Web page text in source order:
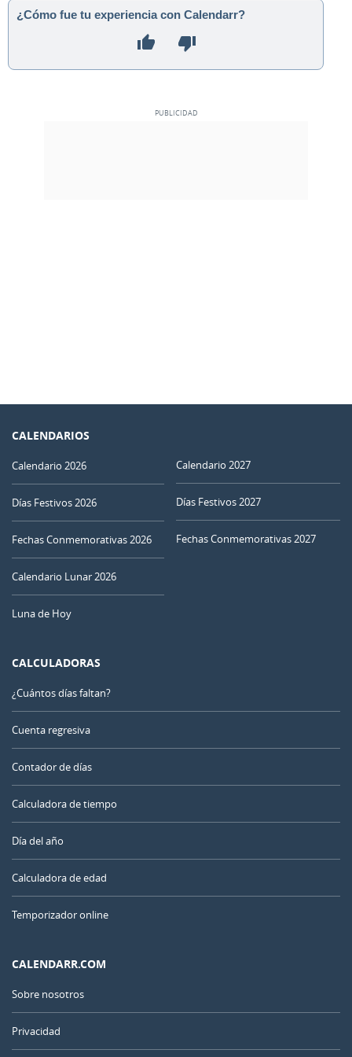
¿Cómo fue tu experiencia con Calendarr?
CALENDARIOS
Calendario 2026
Días Festivos 2026
Fechas Conmemorativas 2026
Calendario Lunar 2026
Luna de Hoy
Calendario 2027
Días Festivos 2027
Fechas Conmemorativas 2027
CALCULADORAS
¿Cuántos días faltan?
Cuenta regresiva
Contador de días
Calculadora de tiempo
Día del año
Calculadora de edad
Temporizador online
CALENDARR.COM
Sobre nosotros
Privacidad